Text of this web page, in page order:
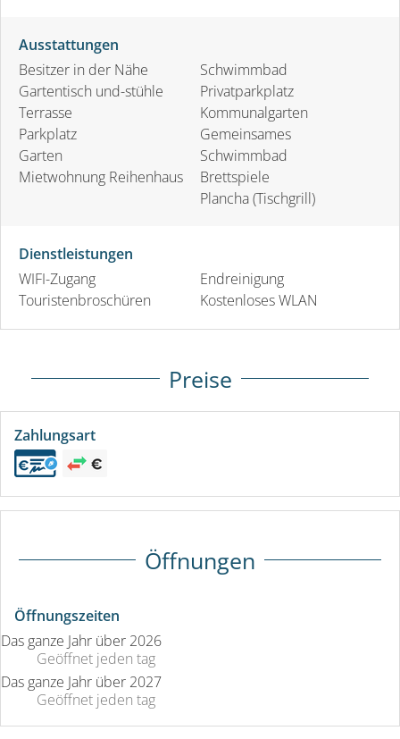
Ausstattungen
Besitzer in der Nähe
Gartentisch und-stühle
Terrasse
Parkplatz
Garten
Mietwohnung Reihenhaus
Schwimmbad
Privatparkplatz
Kommunalgarten
Gemeinsames
Schwimmbad
Brettspiele
Plancha (Tischgrill)
Dienstleistungen
WIFI-Zugang
Touristenbroschüren
Endreinigung
Kostenloses WLAN
Preise
Zahlungsart
Öffnungen
Öffnungszeiten
Das ganze Jahr über 2026
Geöffnet jeden tag
Das ganze Jahr über 2027
Geöffnet jeden tag